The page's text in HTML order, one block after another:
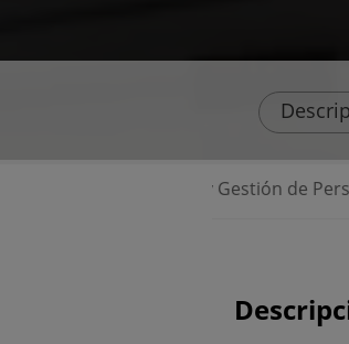
y Gestión de Personas Online